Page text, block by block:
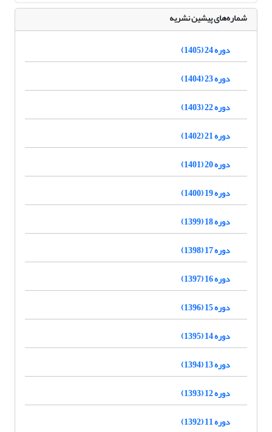
شماره‌های پیشین نشریه
دوره 24 (1405)
دوره 23 (1404)
دوره 22 (1403)
دوره 21 (1402)
دوره 20 (1401)
دوره 19 (1400)
دوره 18 (1399)
دوره 17 (1398)
دوره 16 (1397)
دوره 15 (1396)
دوره 14 (1395)
دوره 13 (1394)
دوره 12 (1393)
دوره 11 (1392)